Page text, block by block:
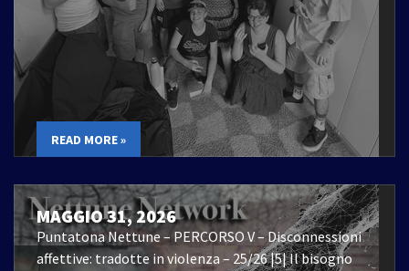
READ MORE »
MAGGIO 31, 2026
Puntatona Nettune – PERCORSO V – Disconnessioni
affettive: tradotte in violenza – 25/26 |5| Il bisogno